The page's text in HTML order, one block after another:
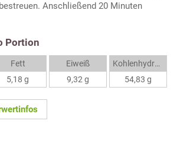
Anschließend 20 Minuten
Portion
Fett
5,18 g
Eiweiß
9,32 g
Kohlenhydrate
54,83 g